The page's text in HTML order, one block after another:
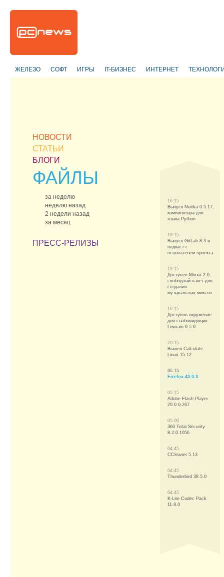
ЖЕЛЕЗО СОФТ ИГРЫ IT-БИЗНЕС ИНТЕРНЕТ
НОВОСТИ
СТАТЬИ
БЛОГИ
ФАЙЛЫ
за неделю
неделю назад
2 недели назад
за месяц
ПРЕСС-РЕЛИЗЫ
16:15
Выпуск Nuitka 0.5.17,
компилятора для
языка Python
19:15
Выпуск GitLab 8.3 и
подкаст с
основателем проекта
19:15
Доступен Mixxx 2.0,
свободный пакет для
создания
музыкальных миксов
16:15
Доступно окружение
для слабовидящих
Luwrain 0.5.0
20:15
Вышел Calculate
Linux 15.12
05:15
Firefox 43.0.3
05:15
Adobe Flash Player
20.0.0.267
05:00
360 Total Security
8.2.0.1056
04:45
CCleaner 5.13
04:45
Thunderbird 38.5.0
04:45
K-Lite Codec Pack
11.8.0